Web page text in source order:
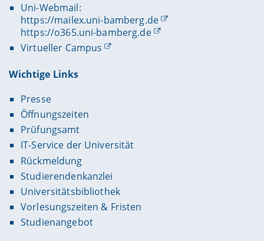
Uni-Webmail:
https://mailex.uni-bamberg.de
https://o365.uni-bamberg.de
Virtueller Campus
Wichtige Links
Presse
Öffnungszeiten
Prüfungsamt
IT-Service der Universität
Rückmeldung
Studierendenkanzlei
Universitätsbibliothek
Vorlesungszeiten & Fristen
Studienangebot